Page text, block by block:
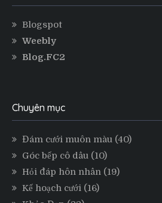
Blogspot
Weebly
Blog.FC2
Chuyên mục
Đám cưới muôn màu (40)
Góc bếp cô dâu (10)
Hỏi đáp hôn nhân (19)
Kế hoạch cưới (16)